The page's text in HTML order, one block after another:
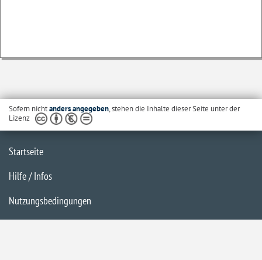
Sofern nichtanders angegeben, stehen die Inhalte dieser Seite unter der
Lizenz
Startseite
Hilfe / Infos
Nutzungsbedingungen